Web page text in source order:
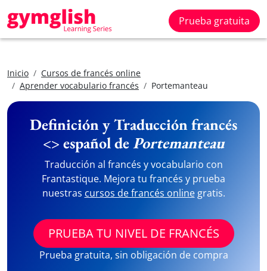
Prueba gratuita
Inicio
Cursos de francés online
Aprender vocabulario francés
Portemanteau
Definición y Traducción francés
<> español dePortemanteau
Traducción al francés y vocabulario con
Frantastique. Mejora tu francés y prueba
nuestras cursos de francés onlinegratis.
PRUEBA TU NIVEL DE FRANCÉS
Prueba gratuita, sin obligación de compra